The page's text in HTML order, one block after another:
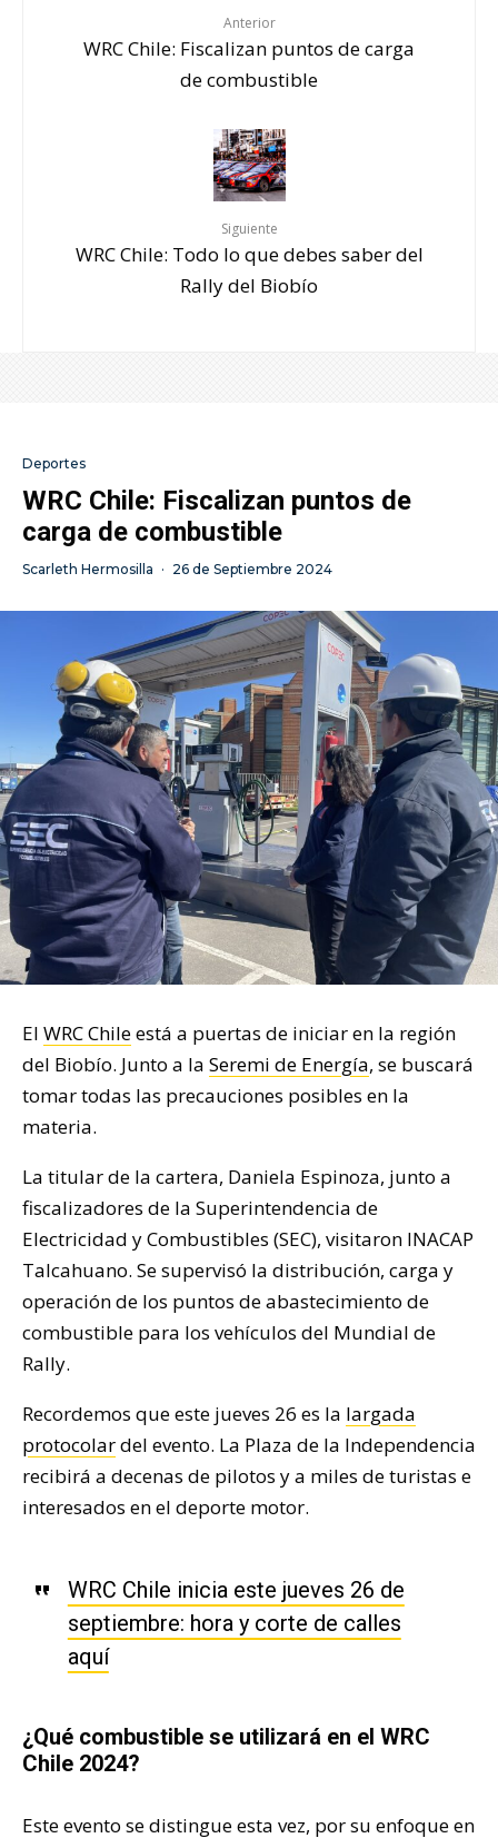
Anterior
WRC Chile: Fiscalizan puntos de carga
de combustible
Siguiente
WRC Chile: Todo lo que debes saber del
Rally del Biobío
Deportes
WRC Chile: Fiscalizan puntos de
carga de combustible
Scarleth Hermosilla · 26 de Septiembre 2024
El WRC Chileestá a puertas de iniciar en la región
del Biobío. Junto a la Seremi de Energía, se buscará
tomar todas las precauciones posibles en la
materia.
La titular de la cartera, Daniela Espinoza, junto a
fiscalizadores de la Superintendencia de
Electricidad y Combustibles (SEC), visitaron INACAP
Talcahuano. Se supervisó la distribución, carga y
operación de los puntos de abastecimiento de
combustible para los vehículos del Mundial de
Rally.
Recordemos que este jueves 26 es la largada
protocolardel evento. La Plaza de la Independencia
recibirá a decenas de pilotos y a miles de turistas e
interesados en el deporte motor.
WRC Chile inicia este jueves 26 de
septiembre: hora y corte de calles
aquí
¿Qué combustible se utilizará en el WRC
Chile 2024?
Este evento se distingue esta vez, por su enfoque en